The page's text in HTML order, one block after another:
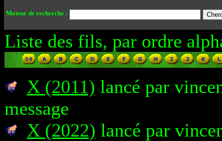
Moteur de recherche :
Liste des fils, par ordre
X (2011) lancé par
message
X (2022) lancé par